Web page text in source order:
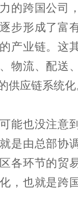
的跨国公司
步形成了富
产业链。这
物流、配送
供应链系统化
能也没注意
是由总部协
各环节的贸
，也就是跨